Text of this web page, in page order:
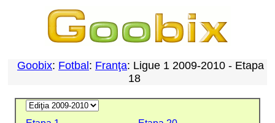
Goobix: Fotbal : Franţa: Ligue 1 2009-2010 - Etapa
18